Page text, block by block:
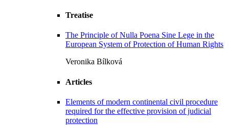
Treatise
The Principle of Nulla Poena Sine Lege in the
European System of Protection of Human Rights
Veronika Bílková
Articles
Elements of modern continental civil procedure
required for the effective provision of judicial
protection